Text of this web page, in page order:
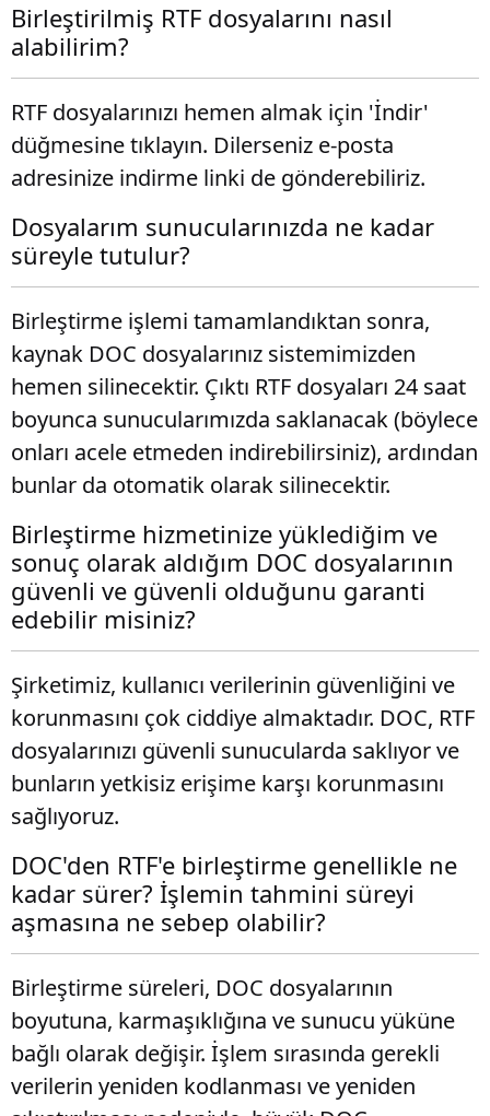
Birleştirilmiş RTF dosyalarını nasıl
alabilirim?
RTF dosyalarınızı hemen almak için 'İndir'
düğmesine tıklayın. Dilerseniz e-posta
adresinize indirme linki de gönderebiliriz.
Dosyalarım sunucularınızda ne kadar
süreyle tutulur?
Birleştirme işlemi tamamlandıktan sonra,
kaynak DOC dosyalarınız sistemimizden
hemen silinecektir. Çıktı RTF dosyaları 24 saat
boyunca sunucularımızda saklanacak (böylece
onları acele etmeden indirebilirsiniz), ardından
bunlar da otomatik olarak silinecektir.
Birleştirme hizmetinize yüklediğim ve
sonuç olarak aldığım DOC dosyalarının
güvenli ve güvenli olduğunu garanti
edebilir misiniz?
Şirketimiz, kullanıcı verilerinin güvenliğini ve
korunmasını çok ciddiye almaktadır. DOC, RTF
dosyalarınızı güvenli sunucularda saklıyor ve
bunların yetkisiz erişime karşı korunmasını
sağlıyoruz.
DOC'den RTF'e birleştirme genellikle ne
kadar sürer? İşlemin tahmini süreyi
aşmasına ne sebep olabilir?
Birleştirme süreleri, DOC dosyalarının
boyutuna, karmaşıklığına ve sunucu yüküne
bağlı olarak değişir. İşlem sırasında gerekli
verilerin yeniden kodlanması ve yeniden